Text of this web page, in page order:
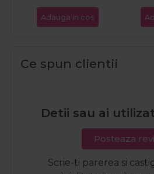
Adauga in cos
Ce spun clientii
Detii sau ai
Posteaza
Scrie-ti parerea si